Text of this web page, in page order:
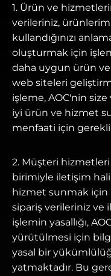
1. Ürün ve
verileriniz,
kullandığınızı
oluşturmak için
daha uygun ürün
web siteleri
işleme, AOC'nin
iyi ürün ve hizmet
menfaati için
2. Müşteri
birimiyle iletişim
hizmet sunmak için
sipariş verileriniz ve
işlemin yasallığı,
yürütülmesi için
yasal bir
yatmaktadır. Bu